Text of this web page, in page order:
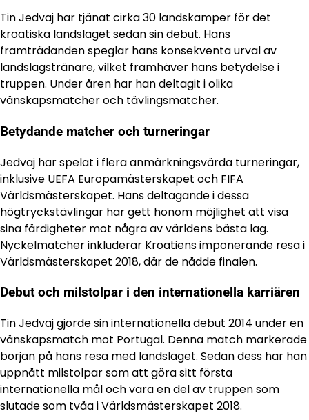
Tin Jedvaj har tjänat cirka 30 landskamper för det
kroatiska landslaget sedan sin debut. Hans
framträdanden speglar hans konsekventa urval av
landslagstränare, vilket framhäver hans betydelse i
truppen. Under åren har han deltagit i olika
vänskapsmatcher och tävlingsmatcher.
Betydande matcher och turneringar
Jedvaj har spelat i flera anmärkningsvärda turneringar,
inklusive UEFA Europamästerskapet och FIFA
Världsmästerskapet. Hans deltagande i dessa
högtryckstävlingar har gett honom möjlighet att visa
sina färdigheter mot några av världens bästa lag.
Nyckelmatcher inkluderar Kroatiens imponerande resa i
Världsmästerskapet 2018, där de nådde finalen.
Debut och milstolpar i den internationella karriären
Tin Jedvaj gjorde sin internationella debut 2014 under en
vänskapsmatch mot Portugal. Denna match markerade
början på hans resa med landslaget. Sedan dess har han
uppnått milstolpar som att göra sitt första
internationella måloch vara en del av truppen som
slutade som tvåa i Världsmästerskapet 2018.